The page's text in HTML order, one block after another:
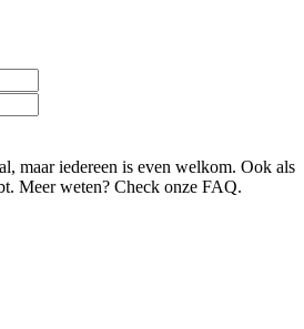
maar iedereen is even welkom. Ook als
Meer weten? Check onze FAQ.